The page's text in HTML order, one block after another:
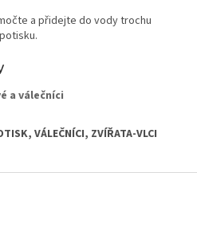
a přidejte do vody trochu
a válečníci
VÁLEČNÍCI, ZVÍŘATA-VLCI